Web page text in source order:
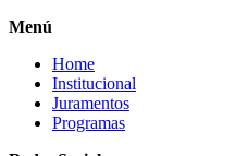
Menú
Home
Institucional
Juramentos
Programas